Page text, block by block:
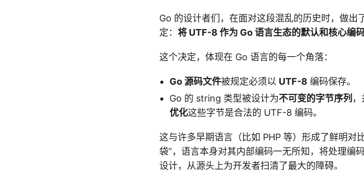
Go 的设计者们，在面对这段混乱的历史时，做出
定： 将 UTF-8 作为 Go 语言生态的默认和核心编
这个决定，体现在 Go 语言的每一个角落：
Go 源码文件被规定必须以 UTF-8 编码保存。
Go 的 string 类型被设计为不可变的字节序列
优化这些字节是合法的 UTF-8 编码。
这与许多早期语言（比如 PHP 等）形成了鲜明对
袋”，语言本身对其内部编码一无所知，将处理编
设计，从源头上为开发者扫清了最大的障碍。